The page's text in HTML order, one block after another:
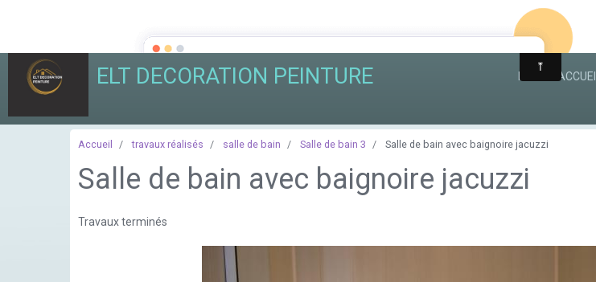
ELT DECORATION PEINTURE PAGE D'ACCUEIL
Accueil travaux réalisés salle de bain Salle de bain 3 Salle de bain avec baignoire jacuzzi
Salle de bain avec baignoire jacuzzi
Travaux terminés